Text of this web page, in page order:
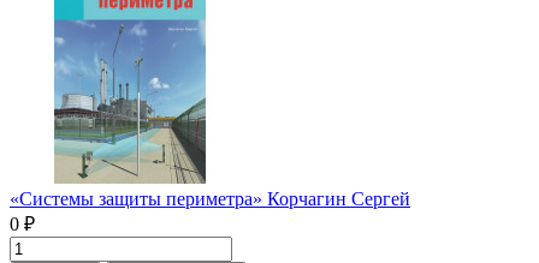
«Системы защиты периметра» Корчагин Сергей
0 ₽